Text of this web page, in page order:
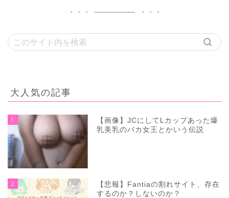
大人気の記事
1
【画像】JCにしてLカップあった爆
乳美乳のバカ女王とかいう伝説
2
【悲報】Fantiaの割れサイト、存在
するのか？しないのか？